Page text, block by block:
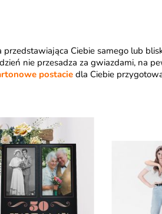
Ciebie samego lub
nie przesadza za gwiazdami, na
postacie dla Ciebie